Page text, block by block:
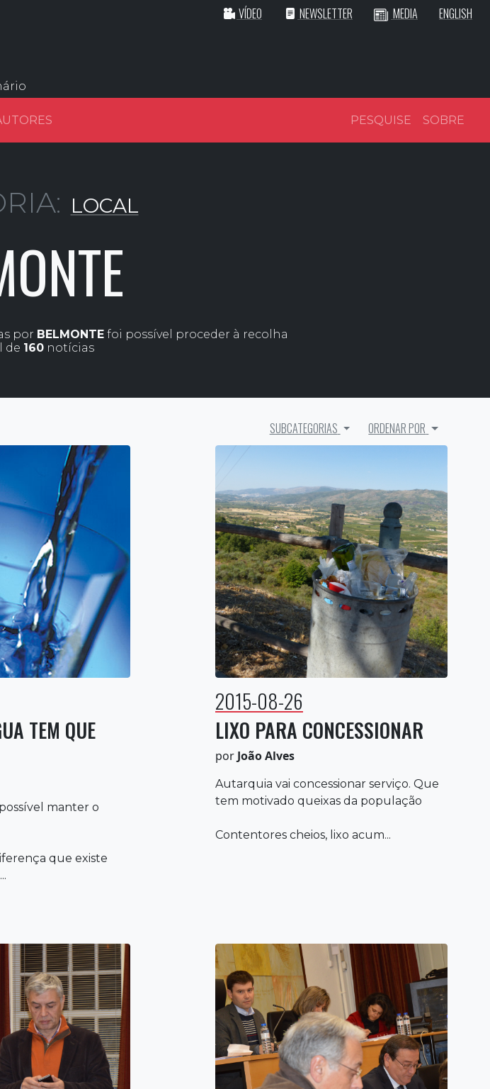
VÍDEO NEWSLETTER MEDIA ENGLISH
PESQUISE SOBRE
LOCAL
por BELMONTE foi possível proceder à recolha
de 160 notícias
SUBCATEGORIAS ORDENAR POR
TEM QUE
manter o
que existe
2015-08-26
LIXO PARA CONCESSIONAR
por João Alves
Autarquia vai concessionar serviço. Que
tem motivado queixas da população
Contentores cheios, lixo acum...